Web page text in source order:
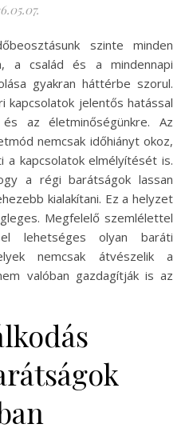
a család és a mindennapi
gyakran háttérbe szorul.
kapcsolatok jelentős hatással
az életminőségünkre. Az
nemcsak időhiányt okoz,
a kapcsolatok elmélyítését is.
a régi barátságok lassan
kialakítani. Ez a helyzet
Megfelelő szemlélettel
lehetséges olyan baráti
nemcsak átvészelik a
valóban gazdagítják is az